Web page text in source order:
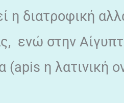
διατροφική
ενώ στην
η λατινική